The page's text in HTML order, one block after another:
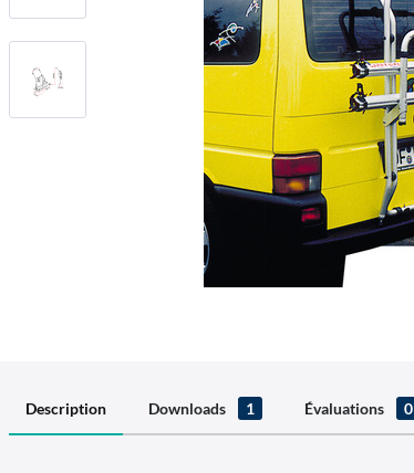
Description Downloads 1 Évaluations 0